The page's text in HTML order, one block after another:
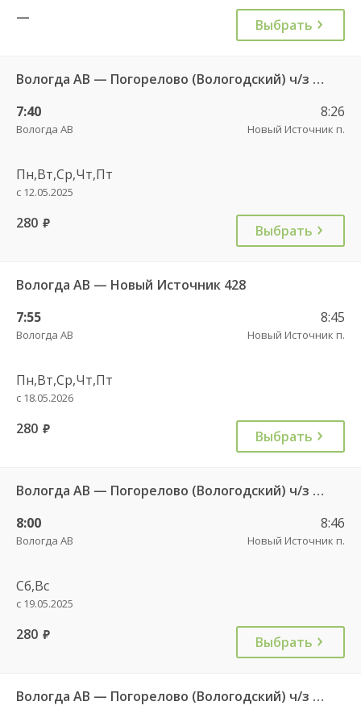
— Выбрать
Вологда АВ — Погорелово (Вологодский) ч/з Новый Источник 422
7:40
Вологда АВ
8:26
Новый Источник п.
Пн,Вт,Ср,Чт,Пт
с 12.05.2025
280 руб. Выбрать
Вологда АВ — Новый Источник 428
7:55
Вологда АВ
8:45
Новый Источник п.
Пн,Вт,Ср,Чт,Пт
с 18.05.2026
280 руб. Выбрать
Вологда АВ — Погорелово (Вологодский) ч/з Новый Источник 422
8:00
Вологда АВ
8:46
Новый Источник п.
Сб,Вс
с 19.05.2025
280 руб. Выбрать
Вологда АВ — Погорелово (Вологодский) ч/з Новый Источник 422